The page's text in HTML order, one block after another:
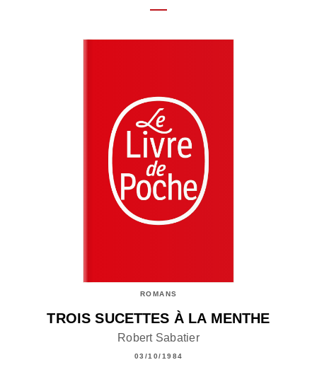
ROMANS
TROIS SUCETTES À LA MENTHE
Robert Sabatier
03/10/1984